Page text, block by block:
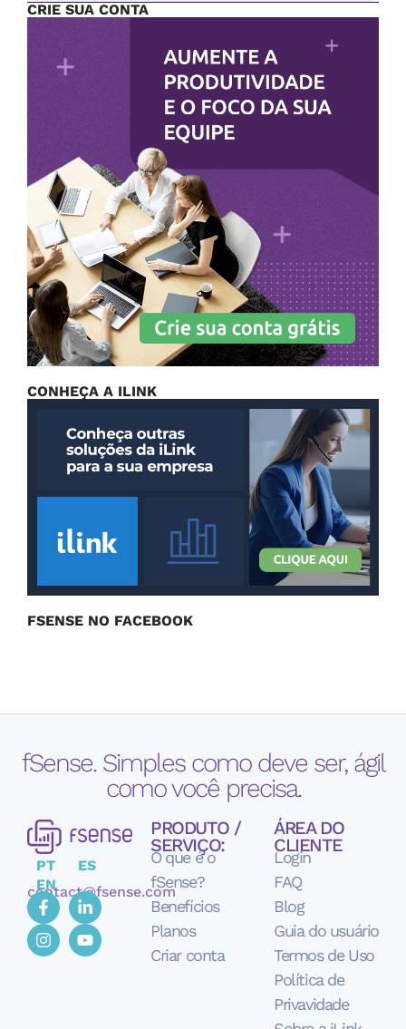
CRIE SUA CONTA
CONHEÇA A ILINK
FSENSE NO FACEBOOK
fSense. Simples como deve ser, ágil
como você precisa.
PT
ES
EN
contact@fsense.com
PRODUTO /
SERVIÇO:
O que é o
fSense?
Benefícios
Planos
Criar conta
ÁREA DO
CLIENTE
Login
FAQ
Blog
Guia do usuário
Termos de Uso
Política de
Privavidade